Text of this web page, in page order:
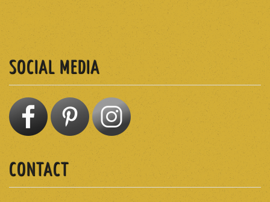
SOCIAL MEDIA
CONTACT